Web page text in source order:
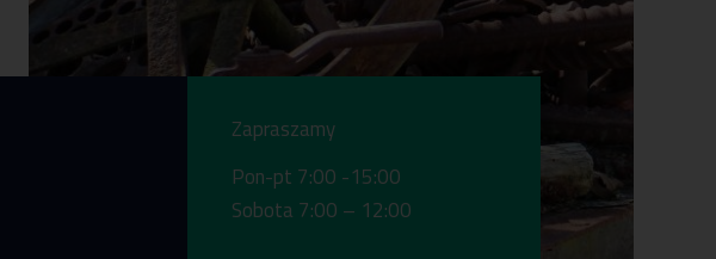
Zapraszamy
Pon-pt 7:00 -15:00
Sobota 7:00 – 12:00